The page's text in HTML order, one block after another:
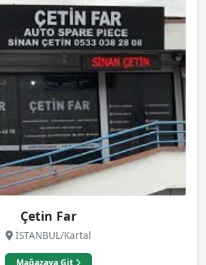
Çetin Far
İSTANBUL/Kartal
Mağazaya Git